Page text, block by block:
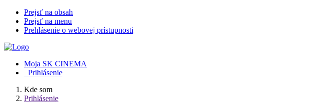
Prejsť na obsah
Prejsť na menu
Prehlásenie o webovej prístupnosti
Moja SK CINEMA
Prihlásenie
Kde som
Prihlásenie